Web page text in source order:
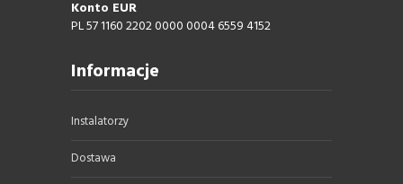
Konto EUR
PL 57 1160 2202 0000 0004 6559 4152
Informacje
Instalatorzy
Dostawa